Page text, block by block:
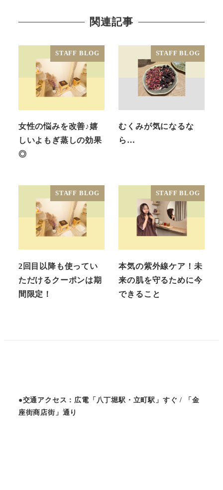
関連記事
STAFF BLOG
女性の悩みを改善♪嬉
しいよもぎ蒸しの効果
◎
STAFF BLOG
むくみが気になるな
ら…
STAFF BLOG
2回目以降も使ってい
ただけるクーポンは期
間限定！
STAFF BLOG
本気の紫外線ケア！未
来の肌を守るために今
できること
●交通アクセス：広電「八丁堀駅・立町駅」すぐ / 「金
座街商店街」通り